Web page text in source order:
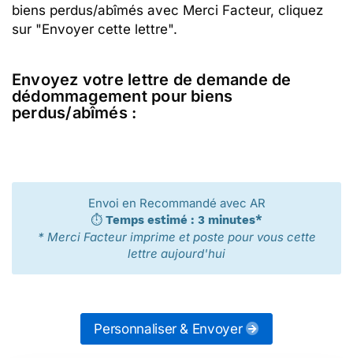
biens perdus/abîmés avec Merci Facteur, cliquez
sur "Envoyer cette lettre".
Envoyez votre lettre de demande de
dédommagement pour biens
perdus/abîmés :
Envoi en Recommandé avec AR
⏱️ Temps estimé : 3 minutes*
* Merci Facteur imprime et poste pour vous cette
lettre aujourd'hui
Personnaliser & Envoyer